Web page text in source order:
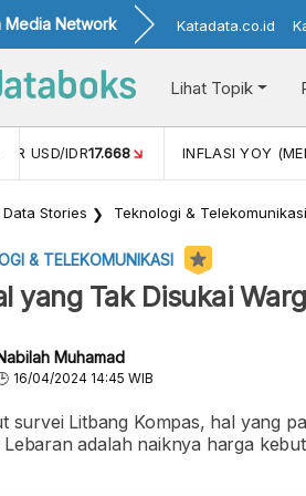
Media Network Katadata.co.id
Lihat Topik
USD/IDR17.668 INFLASI YOY
Data Stories Teknologi & Telekomunikasi
& TELEKOMUNIKASI
yang Tak Disukai
Muhamad
16/04/2024 14:45 WIB
survei Litbang Kompas, hal yang
Lebaran adalah naiknya harga